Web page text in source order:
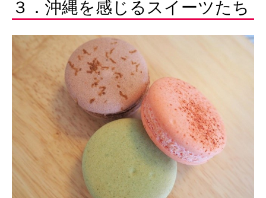
３．沖縄を感じるスイーツたち